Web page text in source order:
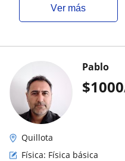
ver más
$1000
Pablo
Quillota
Física: Física básica